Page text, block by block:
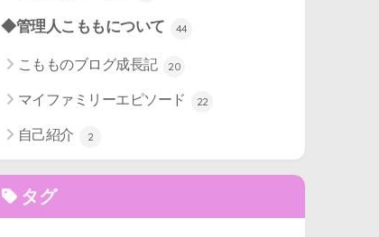
◆管理人こももについて 44
こもものブログ成長記 20
マイファミリーエピソード 22
自己紹介 2
タグ